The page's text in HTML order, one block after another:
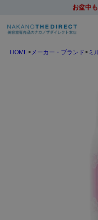
お盆中
HOME メーカー・ブランド ミ